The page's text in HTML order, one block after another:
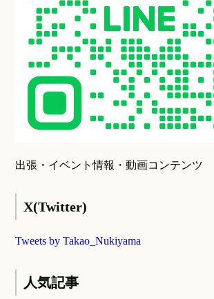
出張・イベント情報・動画コンテンツ
X(Twitter)
Tweets by Takao_Nukiyama
人気記事